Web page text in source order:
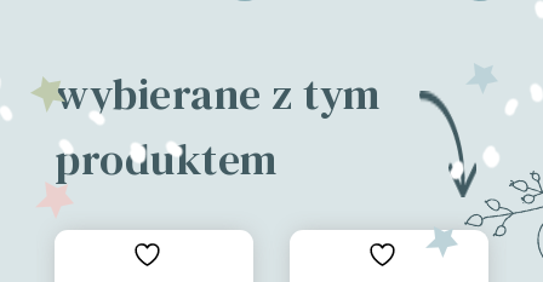
wybierane z tym
produktem